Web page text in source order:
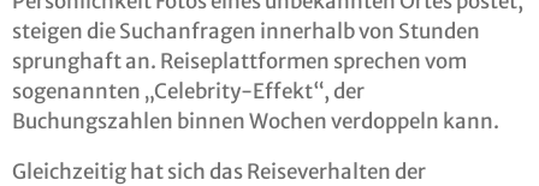
steigen die Suchanfragen innerhalb von Stunden
sprunghaft an. Reiseplattformen sprechen vom
sogenannten „Celebrity-Effekt“, der
Buchungszahlen binnen Wochen verdoppeln kann.
Gleichzeitig hat sich das Reiseverhalten der